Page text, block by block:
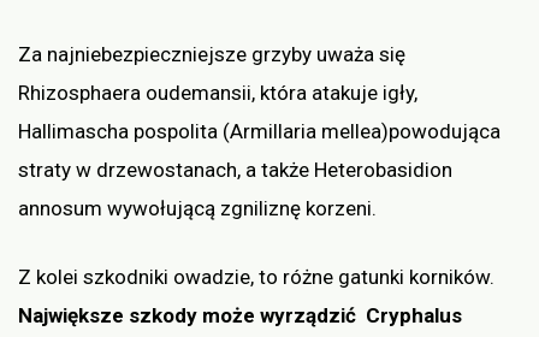
Za najniebezpieczniejsze grzyby uważa się
Rhizosphaera oudemansii, która atakuje igły,
Hallimascha pospolita (Armillaria mellea)powodująca
straty w drzewostanach, a także Heterobasidion
annosum wywołującą zgniliznę korzeni.
Z kolei szkodniki owadzie, to różne gatunki korników.
Największe szkody może wyrządzić Cryphalus